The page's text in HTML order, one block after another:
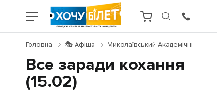
Головна 🎭 Афіша Миколаївський Академічний
Все заради кохання
(15.02)